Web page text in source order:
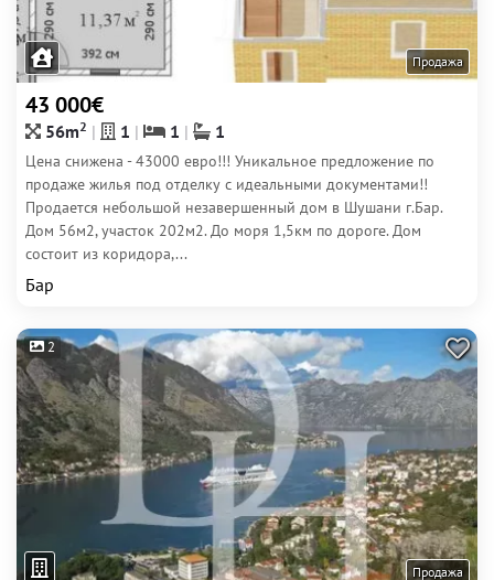
Продажа
43 000€
56m2 1 1 1
Цена снижена - 43000 евро!!! Уникальное предложение по
продаже жилья под отделку с идеальными документами!!
Продается небольшой незавершенный дом в Шушани г.Бар.
Дом 56м2, участок 202м2. До моря 1,5км по дороге. Дом
состоит из коридора,...
Бар
2
Продажа